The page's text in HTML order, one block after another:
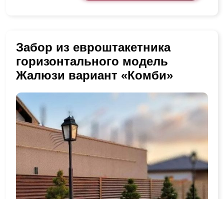
Забор из евроштакетника
горизонтального модель
Жалюзи вариант «Комби»